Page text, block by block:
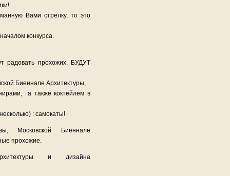
Вами стрелку, то это
конкурса.
радовать прохожих, БУДУТ
Биеннале Архитектуры,
а также коктейлем в
: самокаты!
Московской Биеннале
прохожие.
и дизайна